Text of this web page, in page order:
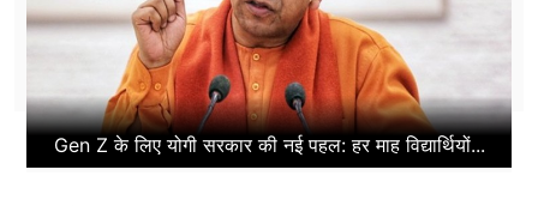
Gen Z के लिए योगी सरकार की नई पहल: हर माह विद्यार्थियों...